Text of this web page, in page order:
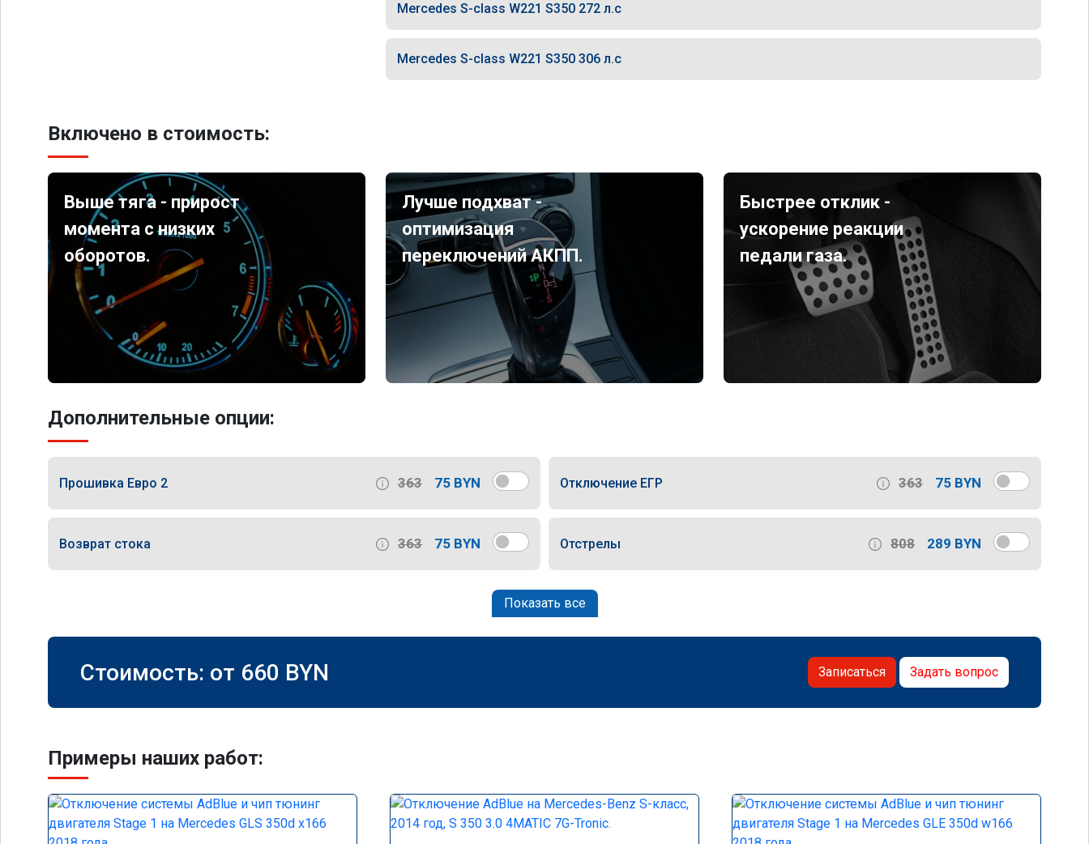
Mercedes S-class W221 S350 272 л.с
Mercedes S-class W221 S350 306 л.с
Включено в стоимость:
Выше тяга - прирост
момента с низких
оборотов.
Лучше подхват -
оптимизация
переключений АКПП.
Быстрее отклик -
ускорение реакции
педали газа.
Дополнительные опции:
Прошивка Евро 2 363 75 BYN Отключение ЕГР 363 75 BYN
Возврат стока 363 75 BYN Отстрелы 808 289 BYN
Показать все
Стоимость: от 660 BYN Записаться Задать вопрос
Примеры наших работ: